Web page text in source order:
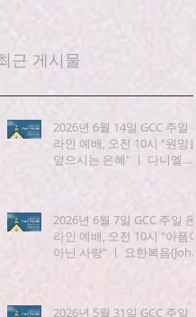
근 게시물
2026년 6월 14일 GCC 주일 온
라인 예배, 오전 10시 "원망을
덮으시는 은혜" ㅣ 다니엘
2026년 6월 7일 GCC 주일 온
라인 예배, 오전 10시 "아픔이
아닌 사랑" ㅣ 요한복음(John)
2026년 5월 31일 GCC 주일 온